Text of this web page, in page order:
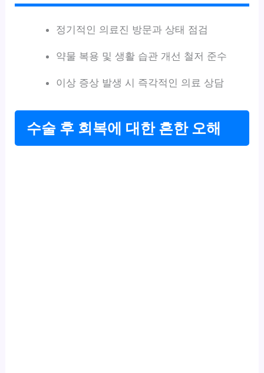
정기적인 의료진 방문과 상태 점검
약물 복용 및 생활 습관 개선 철저 준수
이상 증상 발생 시 즉각적인 의료 상담
수술 후 회복에 대한 흔한 오해